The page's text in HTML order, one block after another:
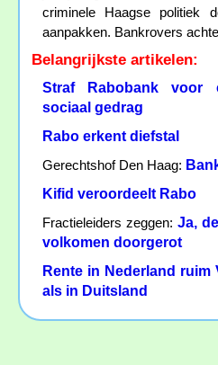
criminele Haagse politiek
aanpakken. Bankrovers
Belangrijkste artikelen:
Straf Rabobank voor
sociaal gedrag
Rabo erkent diefstal
Gerechtshof Den Haag:
Kifid veroordeelt Rabo
Fractieleiders zeggen: Ja,
volkomen doorgerot
Rente in Nederland ruim
als in Duitsland